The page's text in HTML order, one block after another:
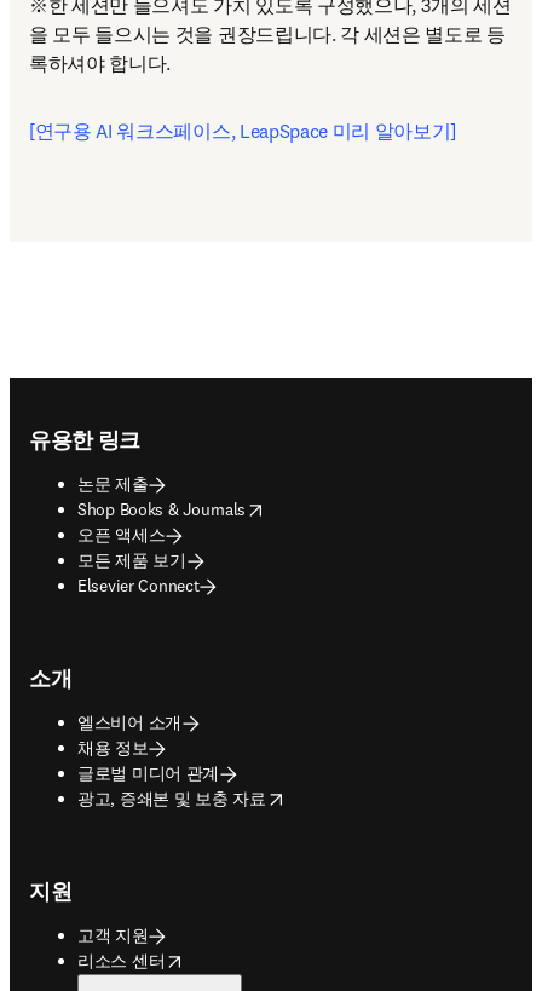
※한 세션만 들으셔도 가치 있도록 구성했으나, 3개의 세션
을 모두 들으시는 것을 권장드립니다. 각 세션은 별도로 등
록하셔야 합니다.
[연구용 AI 워크스페이스, LeapSpace 미리 알아보기]
유용한 링크
논문 제출
Shop Books & Journals
opens in new tab/window
오픈 액세스
모든 제품 보기
Elsevier Connect
소개
엘스비어 소개
채용 정보
글로벌 미디어 관계
광고, 증쇄본 및 보충 자료
opens in new tab/window
지원
고객 지원
리소스 센터
opens in new tab/window